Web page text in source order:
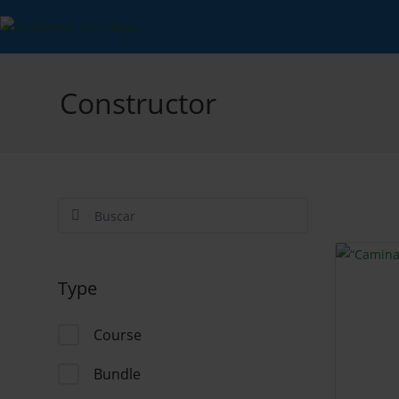
al
contenido
Constructor
Type
Course
Bundle